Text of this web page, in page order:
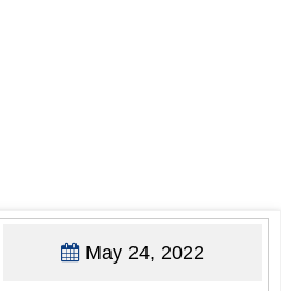
May 24, 2022